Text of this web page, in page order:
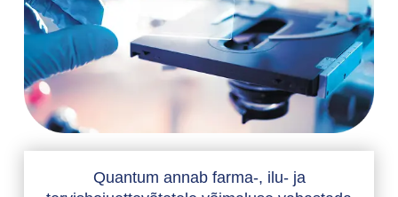
Quantum annab farma-, ilu- ja